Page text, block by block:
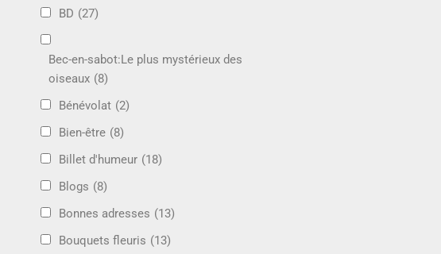
BD (27)
Bec-en-sabot:Le plus mystérieux des
oiseaux (8)
Bénévolat (2)
Bien-être (8)
Billet d'humeur (18)
Blogs (8)
Bonnes adresses (13)
Bouquets fleuris (13)